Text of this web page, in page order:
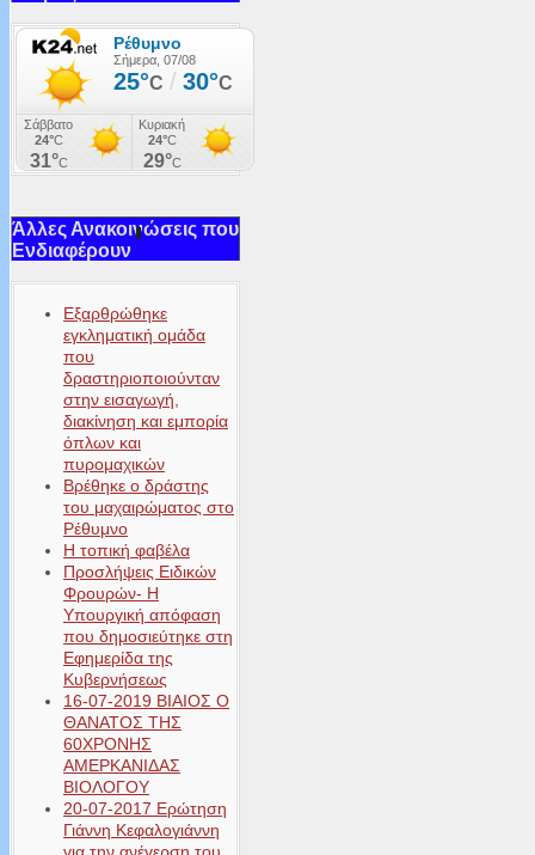
Άλλες Ανακοινώσεις που
Ενδιαφέρουν
Εξαρθρώθηκε
εγκληματική ομάδα
που
δραστηριοποιούνταν
στην εισαγωγή,
διακίνηση και εμπορία
όπλων και
πυρομαχικών
Βρέθηκε ο δράστης
του μαχαιρώματος στο
Ρέθυμνο
Η τοπική φαβέλα
Προσλήψεις Ειδικών
Φρουρών- Η
Υπουργική απόφαση
που δημοσιεύτηκε στη
Εφημερίδα της
Κυβερνήσεως
16-07-2019 ΒΙΑΙΟΣ Ο
ΘΑΝΑΤΟΣ ΤΗΣ
60ΧΡΟΝΗΣ
ΑΜΕΡΚΑΝΙΔΑΣ
ΒΙΟΛΟΓΟΥ
20-07-2017 Ερώτηση
Γιάννη Κεφαλογιάννη
για την ανέγερση του